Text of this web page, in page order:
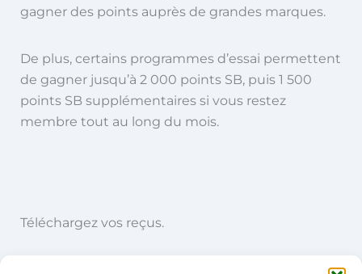
gagner des points auprès de grandes marques.
De plus, certains programmes d’essai permettent
de gagner jusqu’à 2 000 points SB, puis 1 500
points SB supplémentaires si vous restez
membre tout au long du mois.
Téléchargez vos reçus.